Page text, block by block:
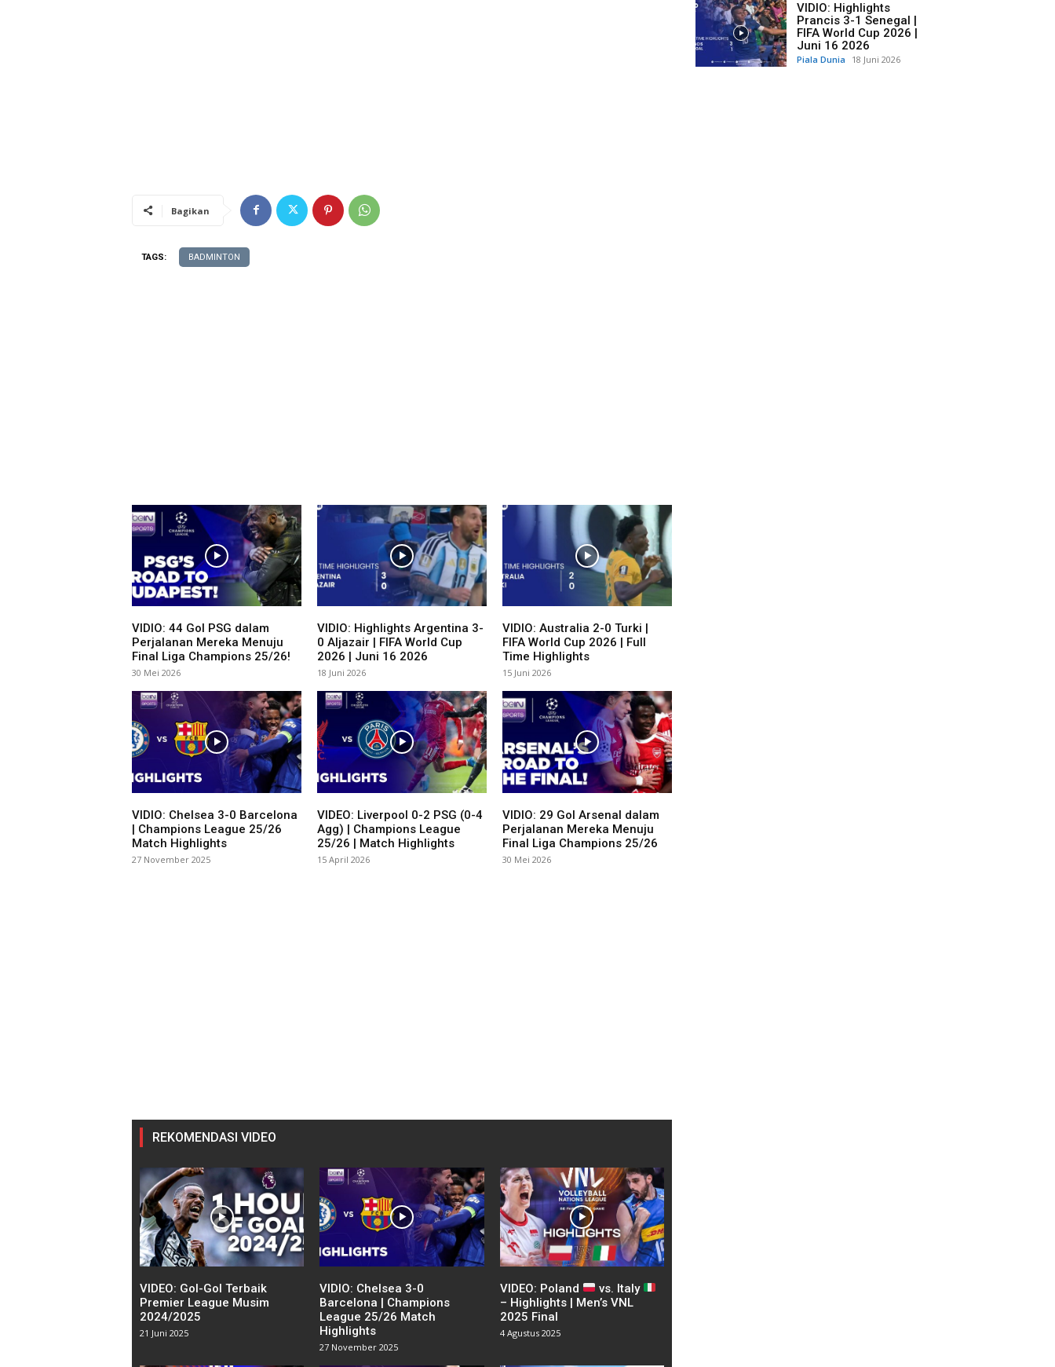
Bagikan
TAGS: BADMINTON
VIDIO: 44 Gol PSG dalam
Perjalanan Mereka Menuju
Final Liga Champions 25/26!
30 Mei 2026
VIDIO: Highlights Argentina 3-
0 Aljazair | FIFA World Cup
2026 | Juni 16 2026
18 Juni 2026
VIDIO: Australia 2-0 Turki |
FIFA World Cup 2026 | Full
Time Highlights
15 Juni 2026
VIDIO: Chelsea 3-0 Barcelona
| Champions League 25/26
Match Highlights
27 November 2025
VIDEO: Liverpool 0-2 PSG (0-4
Agg) | Champions League
25/26 | Match Highlights
15 April 2026
VIDIO: 29 Gol Arsenal dalam
Perjalanan Mereka Menuju
Final Liga Champions 25/26
30 Mei 2026
REKOMENDASI VIDEO
VIDEO: Gol-Gol Terbaik
Premier League Musim
2024/2025
21 Juni 2025
VIDIO: Chelsea 3-0
Barcelona | Champions
League 25/26 Match
Highlights
27 November 2025
VIDEO: Poland
vs. Italy
– Highlights | Men’s VNL
2025 Final
4 Agustus 2025
VIDIO: Highlights
Prancis 3-1 Senegal |
FIFA World Cup 2026 |
Juni 16 2026
Piala Dunia 18 Juni 2026